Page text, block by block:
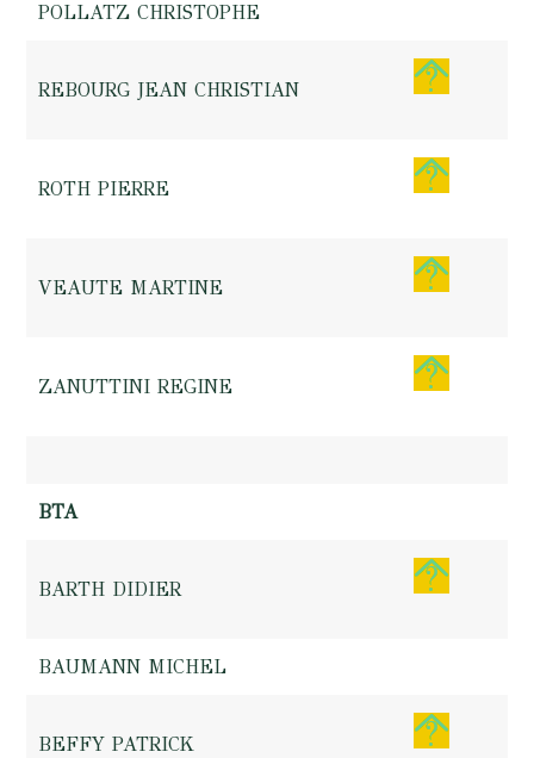
POLLATZ CHRISTOPHE
REBOURG JEAN CHRISTIAN
ROTH PIERRE
VEAUTE MARTINE
ZANUTTINI REGINE
BTA
BARTH DIDIER
BAUMANN MICHEL
BEFFY PATRICK